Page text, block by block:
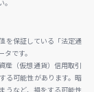
を保証している「法定通
です。
産（仮想通貨）信用取引
る可能性があります。暗
うなど、損をする可能性